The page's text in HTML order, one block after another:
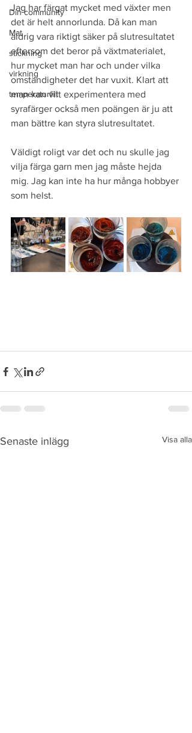
Din community
Mat
stickning
virkning
temperaturfilt
Jag har färgat mycket med växter men
det är helt annorlunda. Då kan man
aldrig vara riktigt säker på slutresultatet
eftersom det beror på växtmaterialet,
hur mycket man har och under vilka
omständigheter det har vuxit. Klart att
man kan vilt experimentera med
syrafärger också men poängen är ju att
man bättre kan styra slutresultatet.
Väldigt roligt var det och nu skulle jag
vilja färga garn men jag måste hejda
mig. Jag kan inte ha hur många hobbyer
som helst.
Senaste inlägg Visa alla